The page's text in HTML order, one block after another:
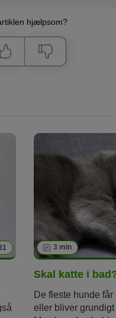
hjælpsom?
3 min
Skal katte i
De fleste hunde
eller bliver